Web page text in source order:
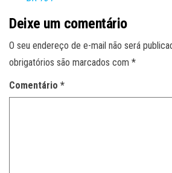
Deixe um comentário
O seu endereço de e-mail não será
obrigatórios são marcados com *
Comentário *